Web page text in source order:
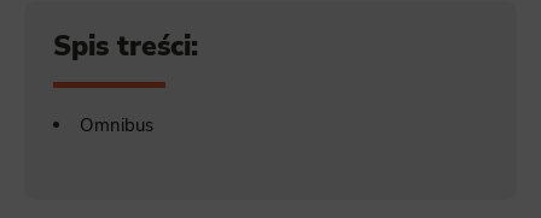
Spis treści:
Omnibus